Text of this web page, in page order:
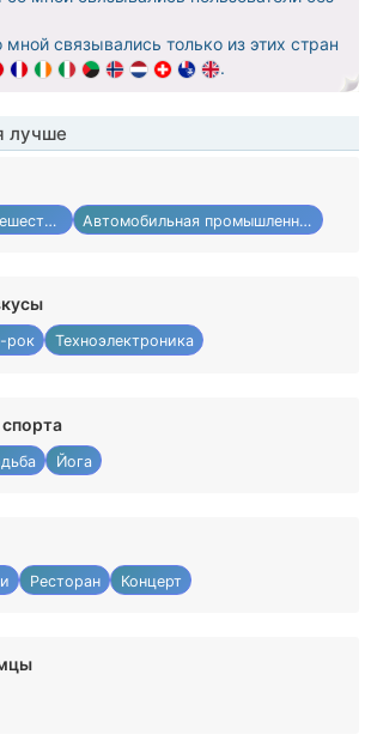
связывались только из этих стран
.
лучше
Путешествия Автомобильная промышленность
рок Техноэлектроника
Йога
Ресторан Концерт